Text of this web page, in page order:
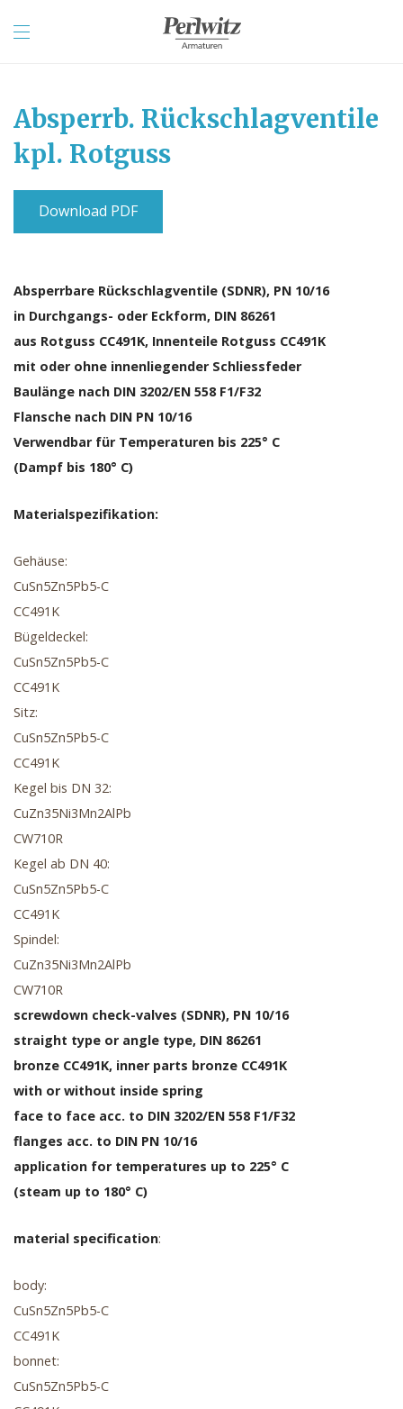
Absperrb. Rückschlagventile
kpl. Rotguss
Download PDF
Absperrbare Rückschlagventile (SDNR), PN 10/16
in Durchgangs- oder Eckform, DIN 86261
aus Rotguss CC491K, Innenteile Rotguss CC491K
mit oder ohne innenliegender Schliessfeder
Baulänge nach DIN 3202/EN 558 F1/F32
Flansche nach DIN PN 10/16
Verwendbar für Temperaturen bis 225° C
(Dampf bis 180° C)
Materialspezifikation:
Gehäuse:
CuSn5Zn5Pb5-C
CC491K
Bügeldeckel:
CuSn5Zn5Pb5-C
CC491K
Sitz:
CuSn5Zn5Pb5-C
CC491K
Kegel bis DN 32:
CuZn35Ni3Mn2AlPb
CW710R
Kegel ab DN 40:
CuSn5Zn5Pb5-C
CC491K
Spindel:
CuZn35Ni3Mn2AlPb
CW710R
screwdown check-valves (SDNR), PN 10/16
straight type or angle type, DIN 86261
bronze CC491K, inner parts bronze CC491K
with or without inside spring
face to face acc. to DIN 3202/EN 558 F1/F32
flanges acc. to DIN PN 10/16
application for temperatures up to 225° C
(steam up to 180° C)
material specification:
body:
CuSn5Zn5Pb5-C
CC491K
bonnet:
CuSn5Zn5Pb5-C